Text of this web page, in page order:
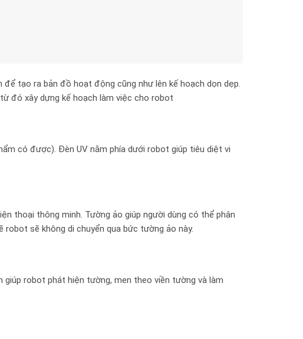
tạo ra bản đồ hoạt động cũng như lên kế hoạch dọn dẹp.
đó xây dựng kế hoạch làm việc cho robot
có được). Đèn UV nằm phía dưới robot giúp tiêu diệt vi
thoại thông minh. Tường ảo giúp người dùng có thể phân
sẽ không di chuyển qua bức tường ảo này.
giúp robot phát hiện tường, men theo viền tường và làm